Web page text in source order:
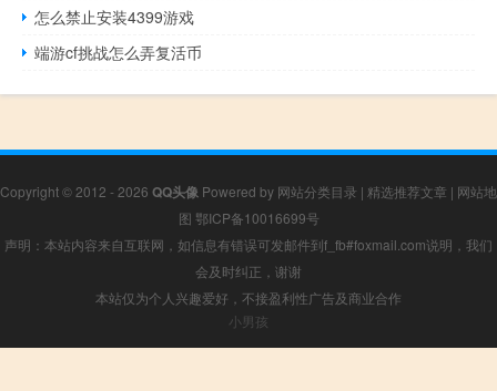
怎么禁止安装4399游戏
端游cf挑战怎么弄复活币
Copyright © 2012 - 2026 QQ头像 Powered by 网站分类目录 | 精选推荐文章 | 网站地
图 鄂ICP备10016699号
声明：本站内容来自互联网，如信息有错误可发邮件到f_fb#foxmail.com说明，我们
会及时纠正，谢谢
本站仅为个人兴趣爱好，不接盈利性广告及商业合作
小男孩